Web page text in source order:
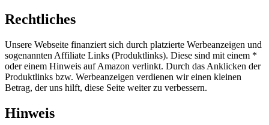
Rechtliches
Unsere Webseite finanziert sich durch platzierte Werbeanzeigen und
sogenannten Affiliate Links (Produktlinks). Diese sind mit einem *
oder einem Hinweis auf Amazon verlinkt. Durch das Anklicken der
Produktlinks bzw. Werbeanzeigen verdienen wir einen kleinen
Betrag, der uns hilft, diese Seite weiter zu verbessern.
Hinweis